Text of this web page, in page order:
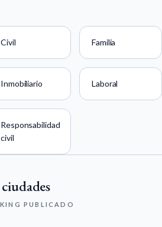
Civil Familia
Inmobiliario Laboral
Responsabilidad
civil
PUBLICADO